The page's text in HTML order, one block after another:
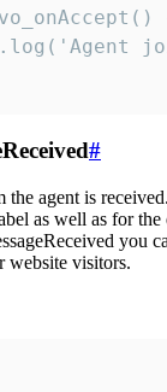
#
the agent is
as well as for
you
website visitors.